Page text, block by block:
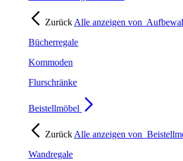
Zurück Alle anzeigen von
Bücherregale
Kommoden
Flurschränke
Beistellmöbel
Zurück Alle anzeigen von
Wandregale